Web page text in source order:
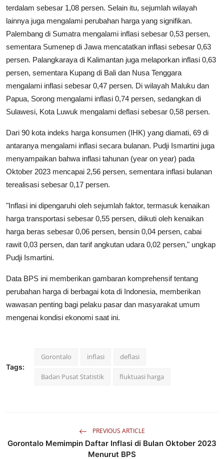
terdalam sebesar 1,08 persen. Selain itu, sejumlah wilayah
lainnya juga mengalami perubahan harga yang signifikan.
Palembang di Sumatra mengalami inflasi sebesar 0,53 persen,
sementara Sumenep di Jawa mencatatkan inflasi sebesar 0,63
persen. Palangkaraya di Kalimantan juga melaporkan inflasi 0,63
persen, sementara Kupang di Bali dan Nusa Tenggara
mengalami inflasi sebesar 0,47 persen. Di wilayah Maluku dan
Papua, Sorong mengalami inflasi 0,74 persen, sedangkan di
Sulawesi, Kota Luwuk mengalami deflasi sebesar 0,58 persen.
Dari 90 kota indeks harga konsumen (IHK) yang diamati, 69 di
antaranya mengalami inflasi secara bulanan. Pudji Ismartini juga
menyampaikan bahwa inflasi tahunan (year on year) pada
Oktober 2023 mencapai 2,56 persen, sementara inflasi bulanan
terealisasi sebesar 0,17 persen.
"Inflasi ini dipengaruhi oleh sejumlah faktor, termasuk kenaikan
harga transportasi sebesar 0,55 persen, diikuti oleh kenaikan
harga beras sebesar 0,06 persen, bensin 0,04 persen, cabai
rawit 0,03 persen, dan tarif angkutan udara 0,02 persen," ungkap
Pudji Ismartini.
Data BPS ini memberikan gambaran komprehensif tentang
perubahan harga di berbagai kota di Indonesia, memberikan
wawasan penting bagi pelaku pasar dan masyarakat umum
mengenai kondisi ekonomi saat ini.
Tags:
Gorontalo inflasi deflasi
Badan Pusat Statistik fluktuasi harga
PREVIOUS ARTICLE
Gorontalo Memimpin Daftar Inflasi di Bulan Oktober 2023
Menurut BPS